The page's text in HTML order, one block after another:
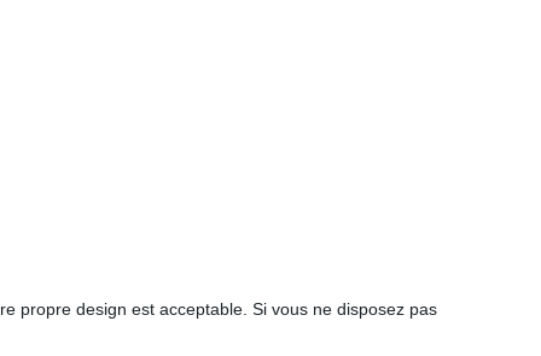
propre design est acceptable. Si vous ne disposez pas